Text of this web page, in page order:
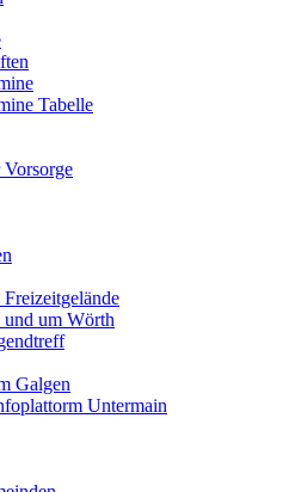
Tabelle
und um Wörth
Galgen
Untermain